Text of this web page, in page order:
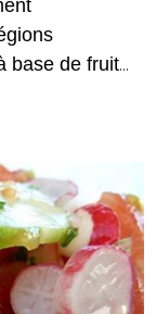
base de fruits
obtenir une
également
maintenir